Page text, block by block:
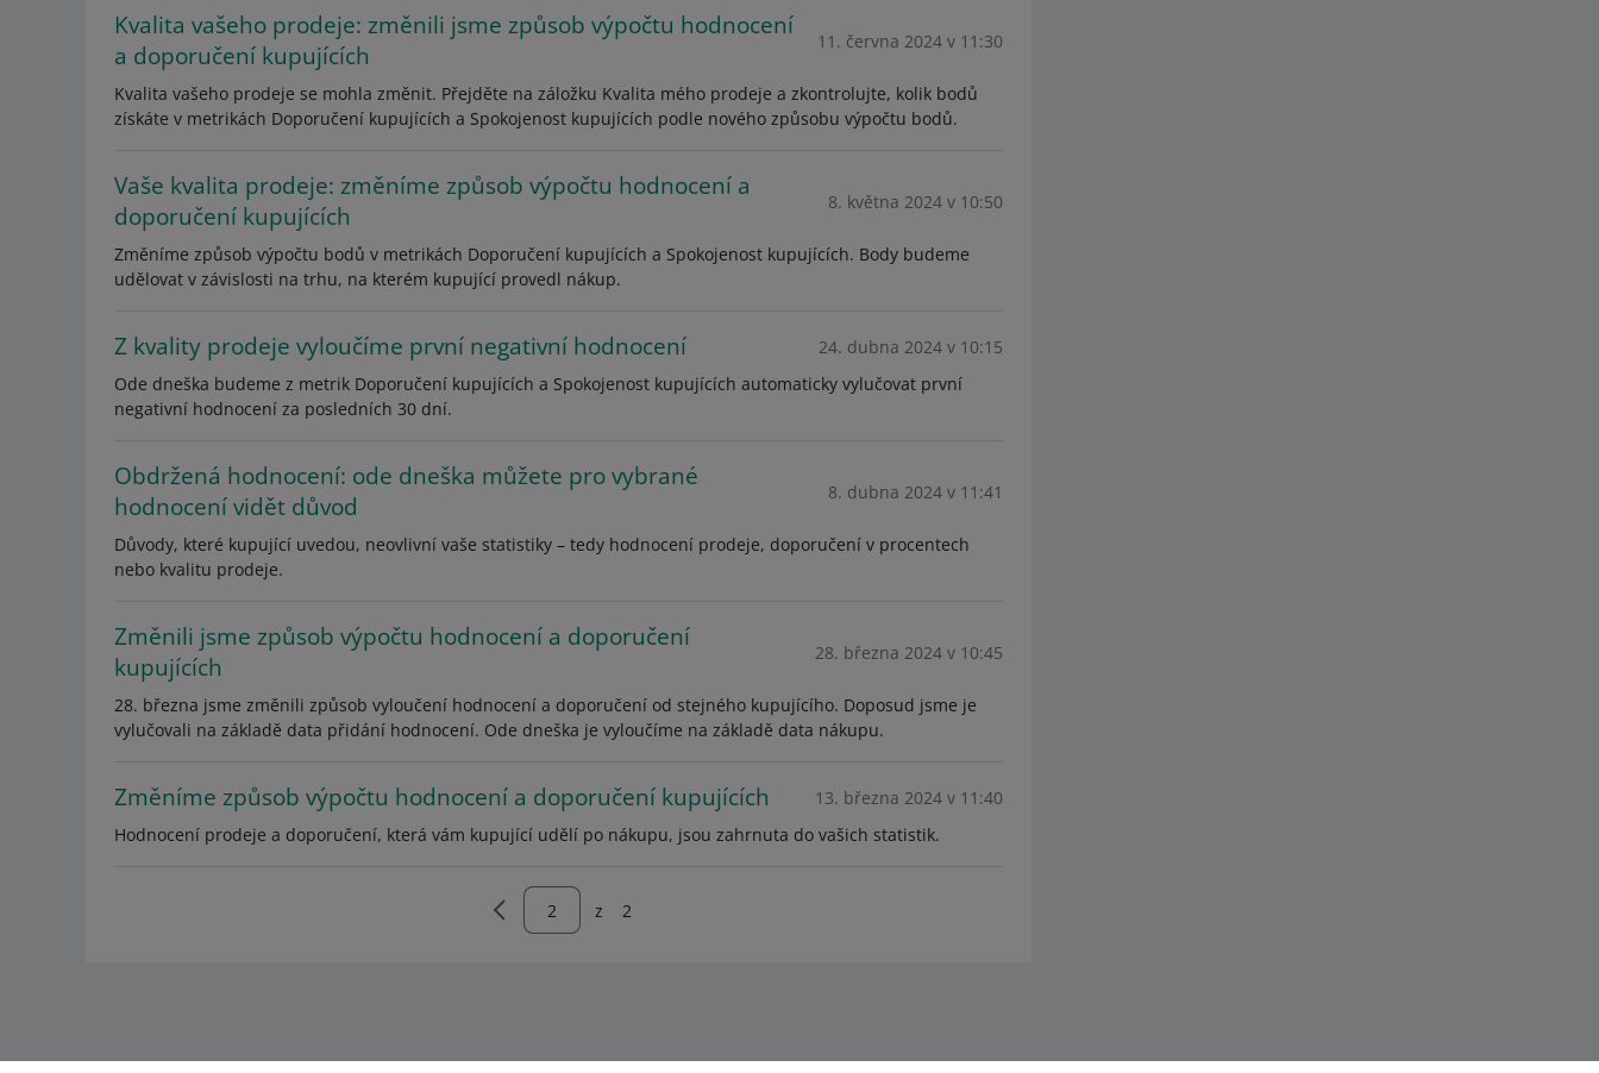
Kvalita vašeho prodeje: změnili jsme způsob výpočtu hodnocení
a doporučení kupujících
11. června 2024 v 11:30
Kvalita vašeho prodeje se mohla změnit. Přejděte na záložku Kvalita mého prodeje a zkontrolujte, kolik bodů
získáte v metrikách Doporučení kupujících a Spokojenost kupujících podle nového způsobu výpočtu bodů.
Vaše kvalita prodeje: změníme způsob výpočtu hodnocení a
doporučení kupujících
8. května 2024 v 10:50
Změníme způsob výpočtu bodů v metrikách Doporučení kupujících a Spokojenost kupujících. Body budeme
udělovat v závislosti na trhu, na kterém kupující provedl nákup.
Z kvality prodeje vyloučíme první negativní hodnocení
24. dubna 2024 v 10:15
Ode dneška budeme z metrik Doporučení kupujících a Spokojenost kupujících automaticky vylučovat první
negativní hodnocení za posledních 30 dní.
Obdržená hodnocení: ode dneška můžete pro vybrané
hodnocení vidět důvod
8. dubna 2024 v 11:41
Důvody, které kupující uvedou, neovlivní vaše statistiky – tedy hodnocení prodeje, doporučení v procentech
nebo kvalitu prodeje.
Změnili jsme způsob výpočtu hodnocení a doporučení
kupujících
28. března 2024 v 10:45
28. března jsme změnili způsob vyloučení hodnocení a doporučení od stejného kupujícího. Doposud jsme je
vylučovali na základě data přidání hodnocení. Ode dneška je vyloučíme na základě data nákupu.
Změníme způsob výpočtu hodnocení a doporučení kupujících
13. března 2024 v 11:40
Hodnocení prodeje a doporučení, která vám kupující udělí po nákupu, jsou zahrnuta do vašich statistik.
z 2